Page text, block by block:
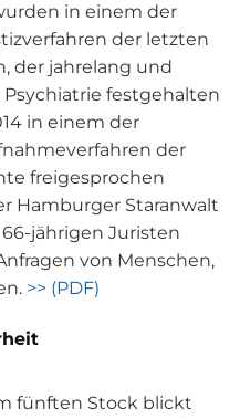
in einem der
der letzten
der jahrelang und
festgehalten
in einem der
der
freigesprochen
Hamburger Staranwalt
66-jährigen Juristen
von Menschen,
>> (PDF)
fünften Stock blickt